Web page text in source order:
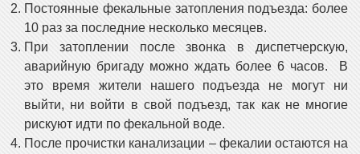
Постоянные фекальные затопления подъезда: более
10 раз за последние несколько месяцев.
При затоплении после звонка в диспетчерскую,
аварийную бригаду можно ждать более 6 часов. В
это время жители нашего подъезда не могут ни
выйти, ни войти в свой подъезд, так как не многие
рискуют идти по фекальной воде.
После прочистки канализации – фекалии остаются на